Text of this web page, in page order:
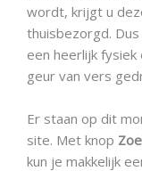
wordt, krijgt u
thuisbezorgd.
een heerlijk
geur van vers
Er staan op dit
site. Met knop
kun je makkelijk